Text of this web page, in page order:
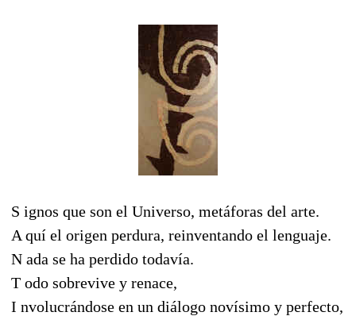
S ignos que son el Universo, metáforas del arte.
A quí el origen perdura, reinventando el lenguaje.
N ada se ha perdido todavía.
T odo sobrevive y renace,
I nvolucrándose en un diálogo novísimo y perfecto,